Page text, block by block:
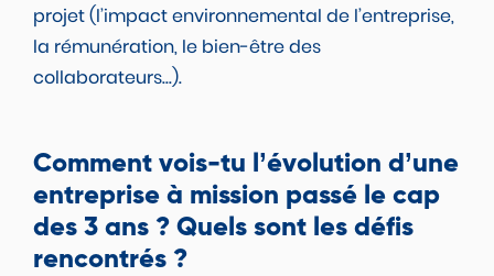
projet (l’impact environnemental de l’entreprise,
la rémunération, le bien-être des
collaborateurs...).
Comment vois-tu l’évolution d’une
entreprise à mission passé le cap
des 3 ans ? Quels sont les défis
rencontrés ?